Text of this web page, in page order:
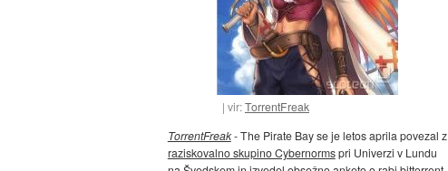
vir:TorrentFreak
TorrentFreak- The Pirate Bay se je letos aprila povezal z
raziskovalno skupino Cybernormspri Univerzi v Lundu